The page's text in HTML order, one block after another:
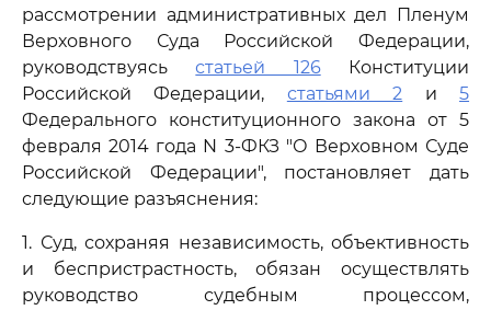
рассмотрении административных дел Пленум
Верховного Суда Российской Федерации,
руководствуясьстатьей 126Конституции
Российской Федерации, статьями 2 и5
Федерального конституционного закона от 5
февраля 2014 года N 3-ФКЗ "О Верховном Суде
Российской Федерации", постановляет дать
следующие разъяснения:
1. Суд, сохраняя независимость, объективность
и беспристрастность, обязан осуществлять
руководство судебным процессом,